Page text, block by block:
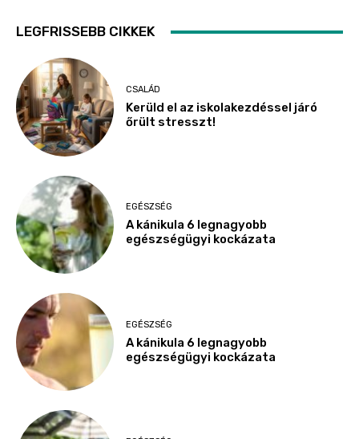
LEGFRISSEBB CIKKEK
CSALÁD
Kerüld el az iskolakezdéssel járó
őrült stresszt!
EGÉSZSÉG
A kánikula 6 legnagyobb
egészségügyi kockázata
EGÉSZSÉG
A kánikula 6 legnagyobb
egészségügyi kockázata